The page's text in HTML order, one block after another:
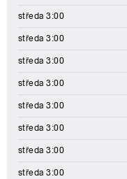
středa 3:00
středa 3:00
středa 3:00
středa 3:00
středa 3:00
středa 3:00
středa 3:00
středa 3:00